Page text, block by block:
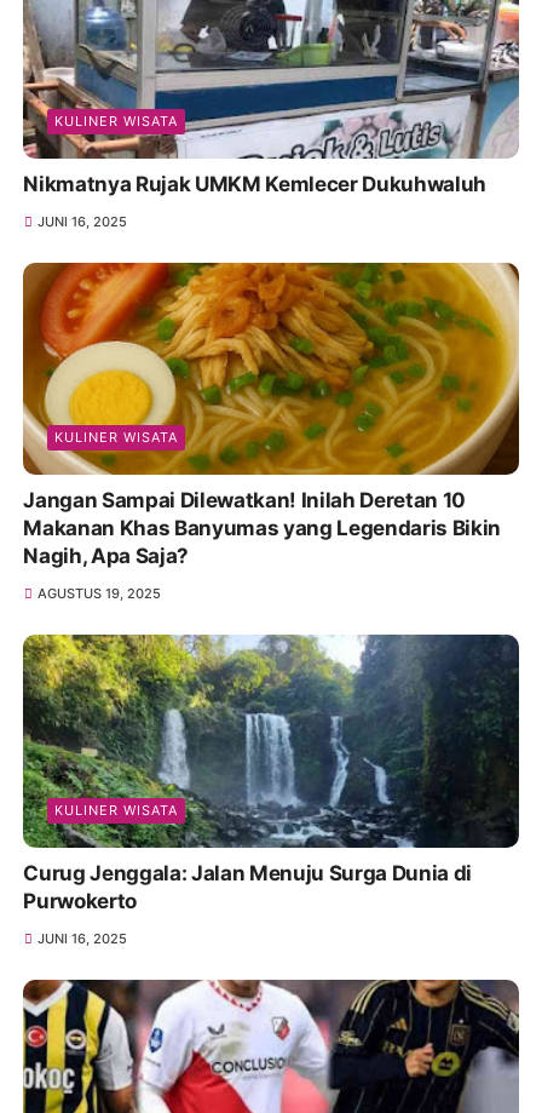
KULINER WISATA
Nikmatnya Rujak UMKM Kemlecer Dukuhwaluh
JUNI 16, 2025
KULINER WISATA
Jangan Sampai Dilewatkan! Inilah Deretan 10
Makanan Khas Banyumas yang Legendaris Bikin
Nagih, Apa Saja?
AGUSTUS 19, 2025
KULINER WISATA
Curug Jenggala: Jalan Menuju Surga Dunia di
Purwokerto
JUNI 16, 2025